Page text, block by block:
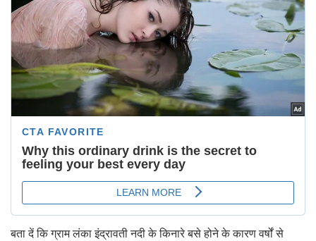
बता दें कि ग्राम लंका इंद्रावती नदी के किनारे बसे होने के कारण वर्षों से